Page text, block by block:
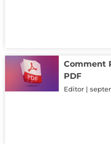
Comment
PDF
Editor